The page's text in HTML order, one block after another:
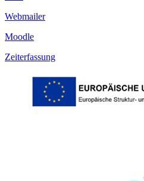
Webmailer
Moodle
Zeiterfassung